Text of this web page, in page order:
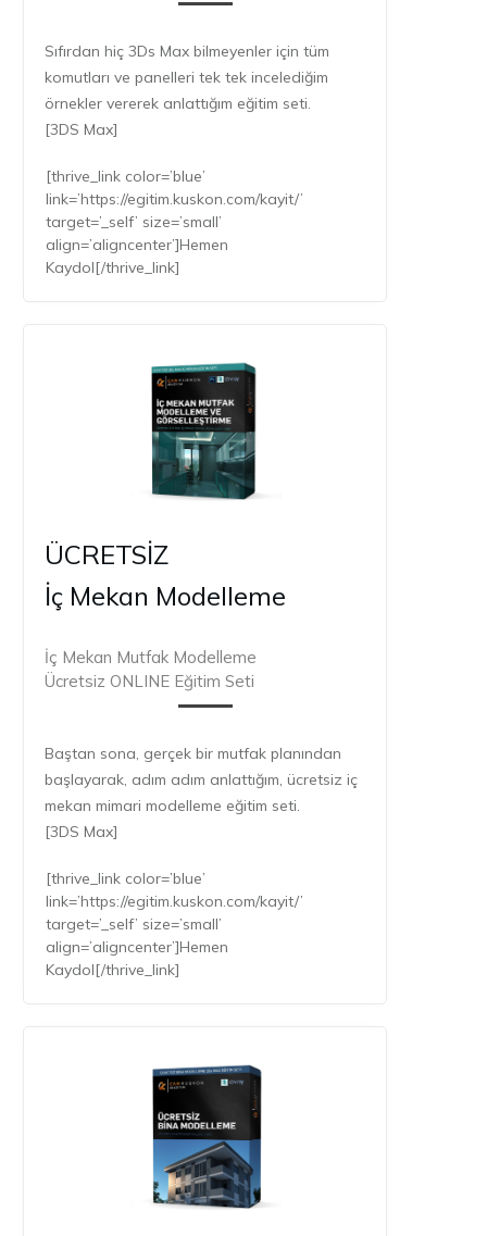
Sıfırdan hiç 3Ds Max bilmeyenler için tüm
komutları ve panelleri tek tek incelediğim
örnekler vererek anlattığım eğitim seti.
[3DS Max]
[thrive_link color=’blue’
link=’https://egitim.kuskon.com/kayit/’
target=’_self’ size=’small’
align=’aligncenter’]Hemen
Kaydol[/thrive_link]
ÜCRETSİZ
İç Mekan Modelleme
İç Mekan Mutfak Modelleme
Ücretsiz ONLINE Eğitim Seti
Baştan sona, gerçek bir mutfak planından
başlayarak, adım adım anlattığım, ücretsiz iç
mekan mimari modelleme eğitim seti.
[3DS Max]
[thrive_link color=’blue’
link=’https://egitim.kuskon.com/kayit/’
target=’_self’ size=’small’
align=’aligncenter’]Hemen
Kaydol[/thrive_link]